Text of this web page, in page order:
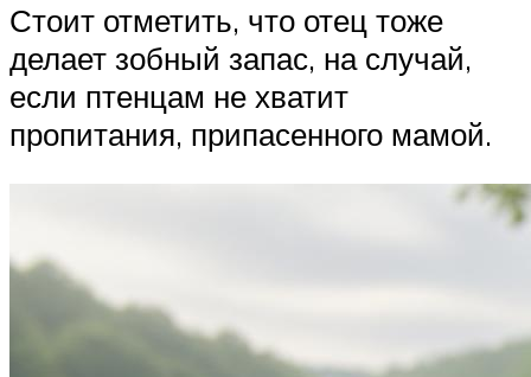
Стоит отметить, что отец тоже
делает зобный запас, на случай,
если птенцам не хватит
пропитания, припасенного мамой.